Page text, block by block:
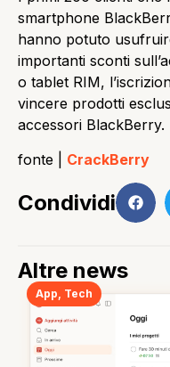
smartphone
hanno potuto
importanti sconti
o tablet RIM,
vincere prodotti
accessori BlackBerry.
fonte | CrackBerry
Condividi
Altre news
App, Tech